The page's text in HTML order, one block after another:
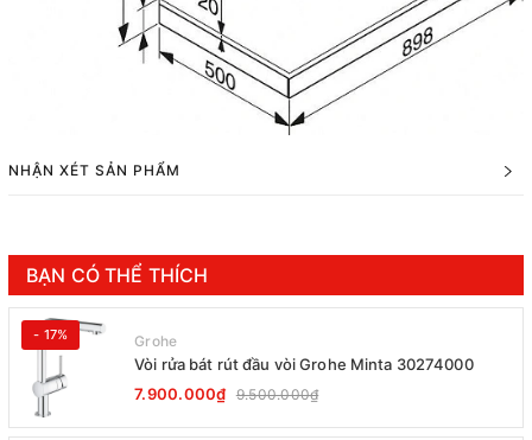
NHẬN XÉT SẢN PHẨM
BẠN CÓ THỂ THÍCH
- 17% Grohe
Vòi rửa bát rút đầu vòi Grohe Minta 30274000
7.900.000₫ 9.500.000₫